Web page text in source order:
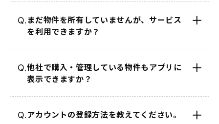
Q. まだ物件を所有していませんが、サービス
を利用できますか？
Q.他社で購入・管理している物件もアプリに
表示できますか？
Q.アカウントの登録方法を教えてください。